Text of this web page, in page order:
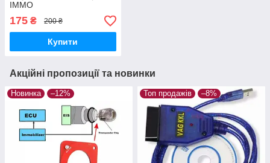
IMMO
175 ₴ 200 ₴
Купити
Акційні пропозиції та новинки
Новинка –12% Топ продажів –8%